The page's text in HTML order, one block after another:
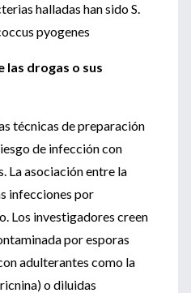
halladas han sido S.
pyogenes
las drogas o sus
técnicas de preparación
de infección con
La asociación entre la
infecciones por
Los investigadores creen
por esporas
adulterantes como la
o diluidas